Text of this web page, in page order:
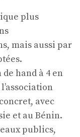
plus
mais aussi par
hand à 4 en
avec
et au Bénin.
publics,